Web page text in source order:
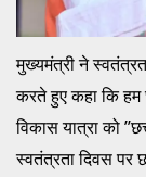
मुख्यमंत्री ने
करते हुए कहा कि हम
विकास यात्रा को
स्वतंत्रता दिवस पर